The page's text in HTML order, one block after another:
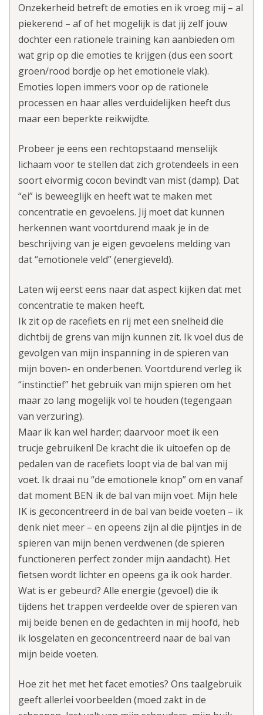
Onzekerheid betreft de emoties en ik vroeg mij – al
piekerend – af of het mogelijk is dat jij zelf jouw
dochter een rationele training kan aanbieden om
wat grip op die emoties te krijgen (dus een soort
groen/rood bordje op het emotionele vlak).
Emoties lopen immers voor op de rationele
processen en haar alles verduidelijken heeft dus
maar een beperkte reikwijdte.
Probeer je eens een rechtopstaand menselijk
lichaam voor te stellen dat zich grotendeels in een
soort eivormig cocon bevindt van mist (damp). Dat
“ei” is beweeglijk en heeft wat te maken met
concentratie en gevoelens. Jij moet dat kunnen
herkennen want voortdurend maak je in de
beschrijving van je eigen gevoelens melding van
dat “emotionele veld” (energieveld).
Laten wij eerst eens naar dat aspect kijken dat met
concentratie te maken heeft.
Ik zit op de racefiets en rij met een snelheid die
dichtbij de grens van mijn kunnen zit. Ik voel dus de
gevolgen van mijn inspanning in de spieren van
mijn boven- en onderbenen. Voortdurend verleg ik
“instinctief” het gebruik van mijn spieren om het
maar zo lang mogelijk vol te houden (tegengaan
van verzuring).
Maar ik kan wel harder; daarvoor moet ik een
trucje gebruiken! De kracht die ik uitoefen op de
pedalen van de racefiets loopt via de bal van mij
voet. Ik draai nu “de emotionele knop” om en vanaf
dat moment BEN ik de bal van mijn voet. Mijn hele
IK is geconcentreerd in de bal van beide voeten – ik
denk niet meer – en opeens zijn al die pijntjes in de
spieren van mijn benen verdwenen (de spieren
functioneren perfect zonder mijn aandacht). Het
fietsen wordt lichter en opeens ga ik ook harder.
Wat is er gebeurd? Alle energie (gevoel) die ik
tijdens het trappen verdeelde over de spieren van
mij beide benen en de gedachten in mij hoofd, heb
ik losgelaten en geconcentreerd naar de bal van
mijn beide voeten.
Hoe zit het met het facet emoties? Ons taalgebruik
geeft allerlei voorbeelden (moed zakt in de